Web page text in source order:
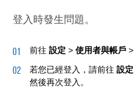
登入時發生問題。
前往 設定 > 使用者與帳戶 >
若您已經登入，請前往 設定
然後再次登入。